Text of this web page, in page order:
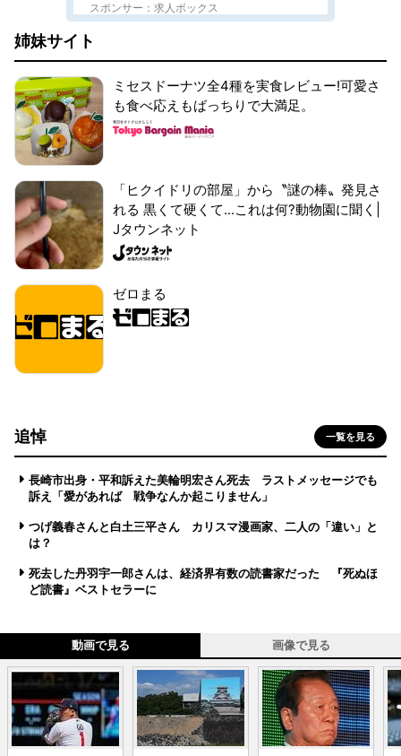
スポンサー：求人ボックス
姉妹サイト
ミセスドーナツ全4種を実食レビュー!可愛さ
も食べ応えもばっちりで大満足。
「ヒクイドリの部屋」から〝謎の棒〟発見さ
れる 黒くて硬くて...これは何?動物園に聞く|
Jタウンネット
ゼロまる
追悼 一覧を見る
長崎市出身・平和訴えた美輪明宏さん死去 ラストメッセージでも
訴え「愛があれば 戦争なんか起こりません」
つげ義春さんと白土三平さん カリスマ漫画家、二人の「違い」と
は？
死去した丹羽宇一郎さんは、経済界有数の読書家だった 『死ぬほ
ど読書』ベストセラーに
動画で見る 画像で見る